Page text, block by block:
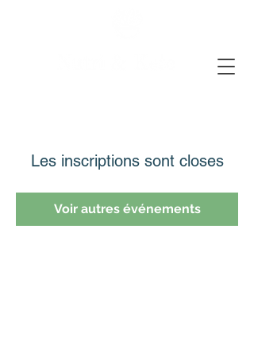
Les inscriptions sont closes
Voir autres événements